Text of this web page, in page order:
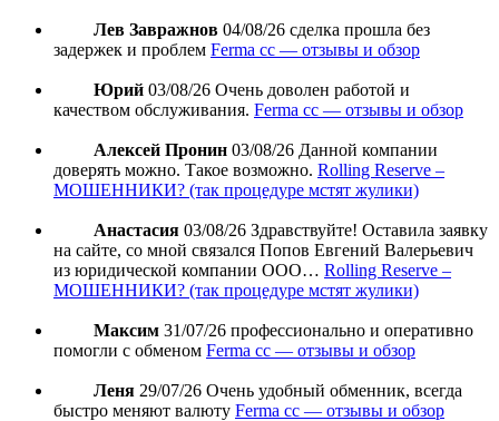
Лев Завражнов 04/08/26 сделка прошла без
задержек и проблем Ferma cc — отзывы и обзор
Юрий 03/08/26 Очень доволен работой и
качеством обслуживания. Ferma cc — отзывы и обзор
Алексей Пронин 03/08/26 Данной компании
доверять можно. Такое возможно. Rolling Reserve –
МОШЕННИКИ? (так процедуре мстят жулики)
Анастасия 03/08/26 Здравствуйте! Оставила заявку
на сайте, со мной связался Попов Евгений Валерьевич
из юридической компании ООО… Rolling Reserve –
МОШЕННИКИ? (так процедуре мстят жулики)
Максим 31/07/26 профессионально и оперативно
помогли с обменом Ferma cc — отзывы и обзор
Леня 29/07/26 Очень удобный обменник, всегда
быстро меняют валюту Ferma cc — отзывы и обзор